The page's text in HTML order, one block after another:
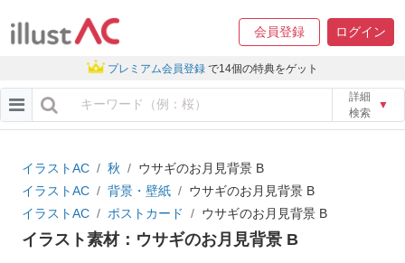
会員登録 ログイン
プレミアム会員登録 で14個の特典をゲット
詳細
検索
▼
イラストAC 秋
ウサギのお月見背景 B
イラストAC
背景・壁紙
ウサギのお月見背景 B
イラストAC
ポストカード ウサギのお月見背景 B
イラスト素材：ウサギのお月見背景 B